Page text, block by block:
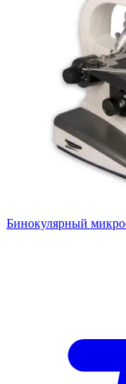
Бинокулярный